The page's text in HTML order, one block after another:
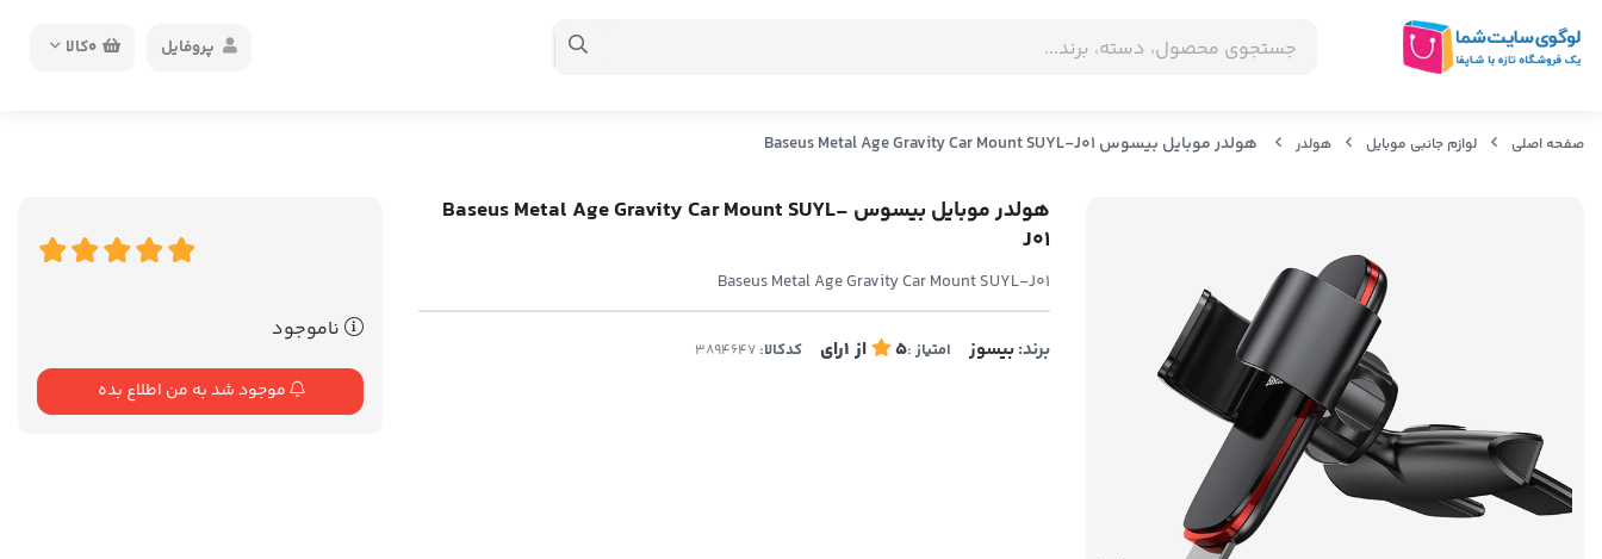
0کالا پروفایل
صفحه اصلی لوازم جانبی موبایل هولدر هولدر موبایل بیسوس Baseus Metal Age Gravity Car Mount SUYL-J01
هولدر موبایل بیسوس Baseus Metal Age Gravity Car Mount SUYL-
J01
Baseus Metal Age Gravity Car Mount SUYL-J01
برند:بیسوز امتیاز :5 از 1رای کدکالا:
ناموجود
موجود شد به من اطلاع بده